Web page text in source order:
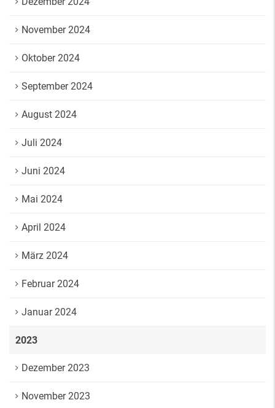
November 2024
Oktober 2024
September 2024
August 2024
Juli 2024
Juni 2024
Mai 2024
April 2024
März 2024
Februar 2024
Januar 2024
2023
Dezember 2023
November 2023